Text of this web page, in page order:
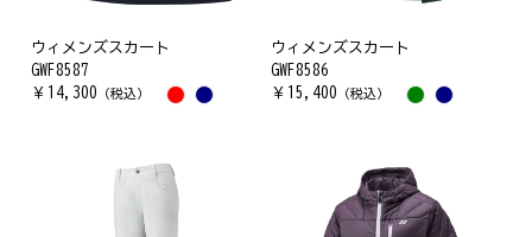
ウィメンズスカート
GWF8587
￥ 14,300 （税込）
ウィメンズスカート
GWF8586
￥ 15,400 （税込）